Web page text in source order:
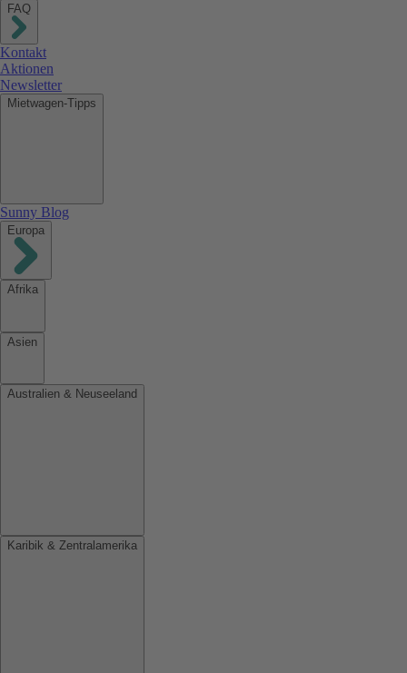
FAQ
Kontakt
Aktionen
Newsletter
Mietwagen-Tipps
Sunny Blog
Europa
Afrika
Asien
Australien & Neuseeland
Karibik & Zentralamerika